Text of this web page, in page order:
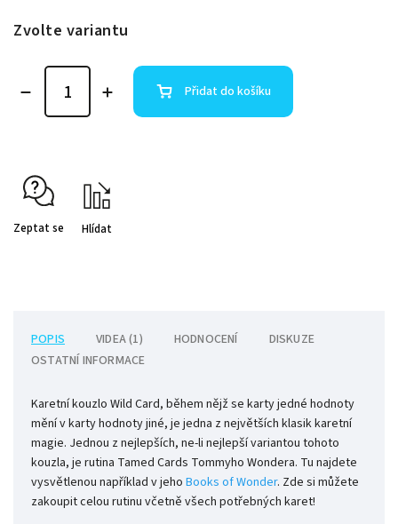
Zvolte variantu
Přidat do košíku
Zeptat se Hlídat
POPIS VIDEA (1) HODNOCENÍ
DISKUZE
OSTATNÍ INFORMACE
Karetní kouzlo Wild Card, během nějž se karty jedné hodnoty
mění v karty hodnoty jiné, je jedna z největších klasik karetní
magie. Jednou z nejlepších, ne-li nejlepší variantou tohoto
kouzla, je rutina Tamed Cards Tommyho Wondera. Tu najdete
vysvětlenou například v jeho Books of Wonder. Zde si můžete
zakoupit celou rutinu včetně všech potřebných karet!